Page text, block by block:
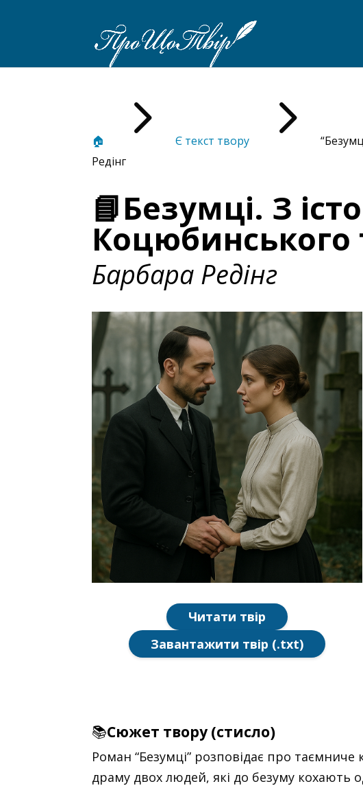
🏠 5 Є текст твору 5
Редінг
📘Безумці. З
Коцюбинського
Барбара Редінг
Читати твір
Завантажити твір (.txt)
📚Сюжет твору (стисло)
Роман “Безумці” розповідає про
драму двох людей, які до безуму кохають